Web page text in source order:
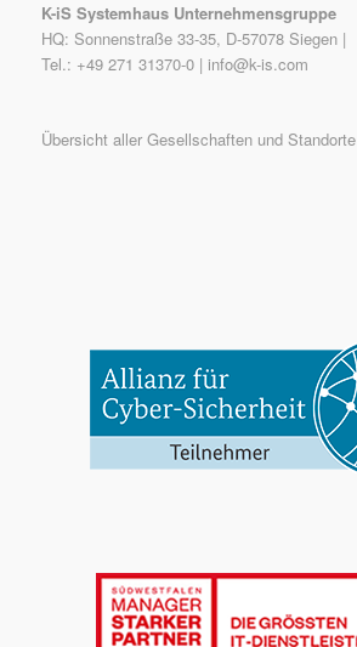
K-iS Systemhaus Unternehmensgruppe
HQ: Sonnenstraße 33-35, D-57078 Siegen |
Tel.: +49 271 31370-0 | info@k-is.com
Übersicht aller Gesellschaften und Standorte